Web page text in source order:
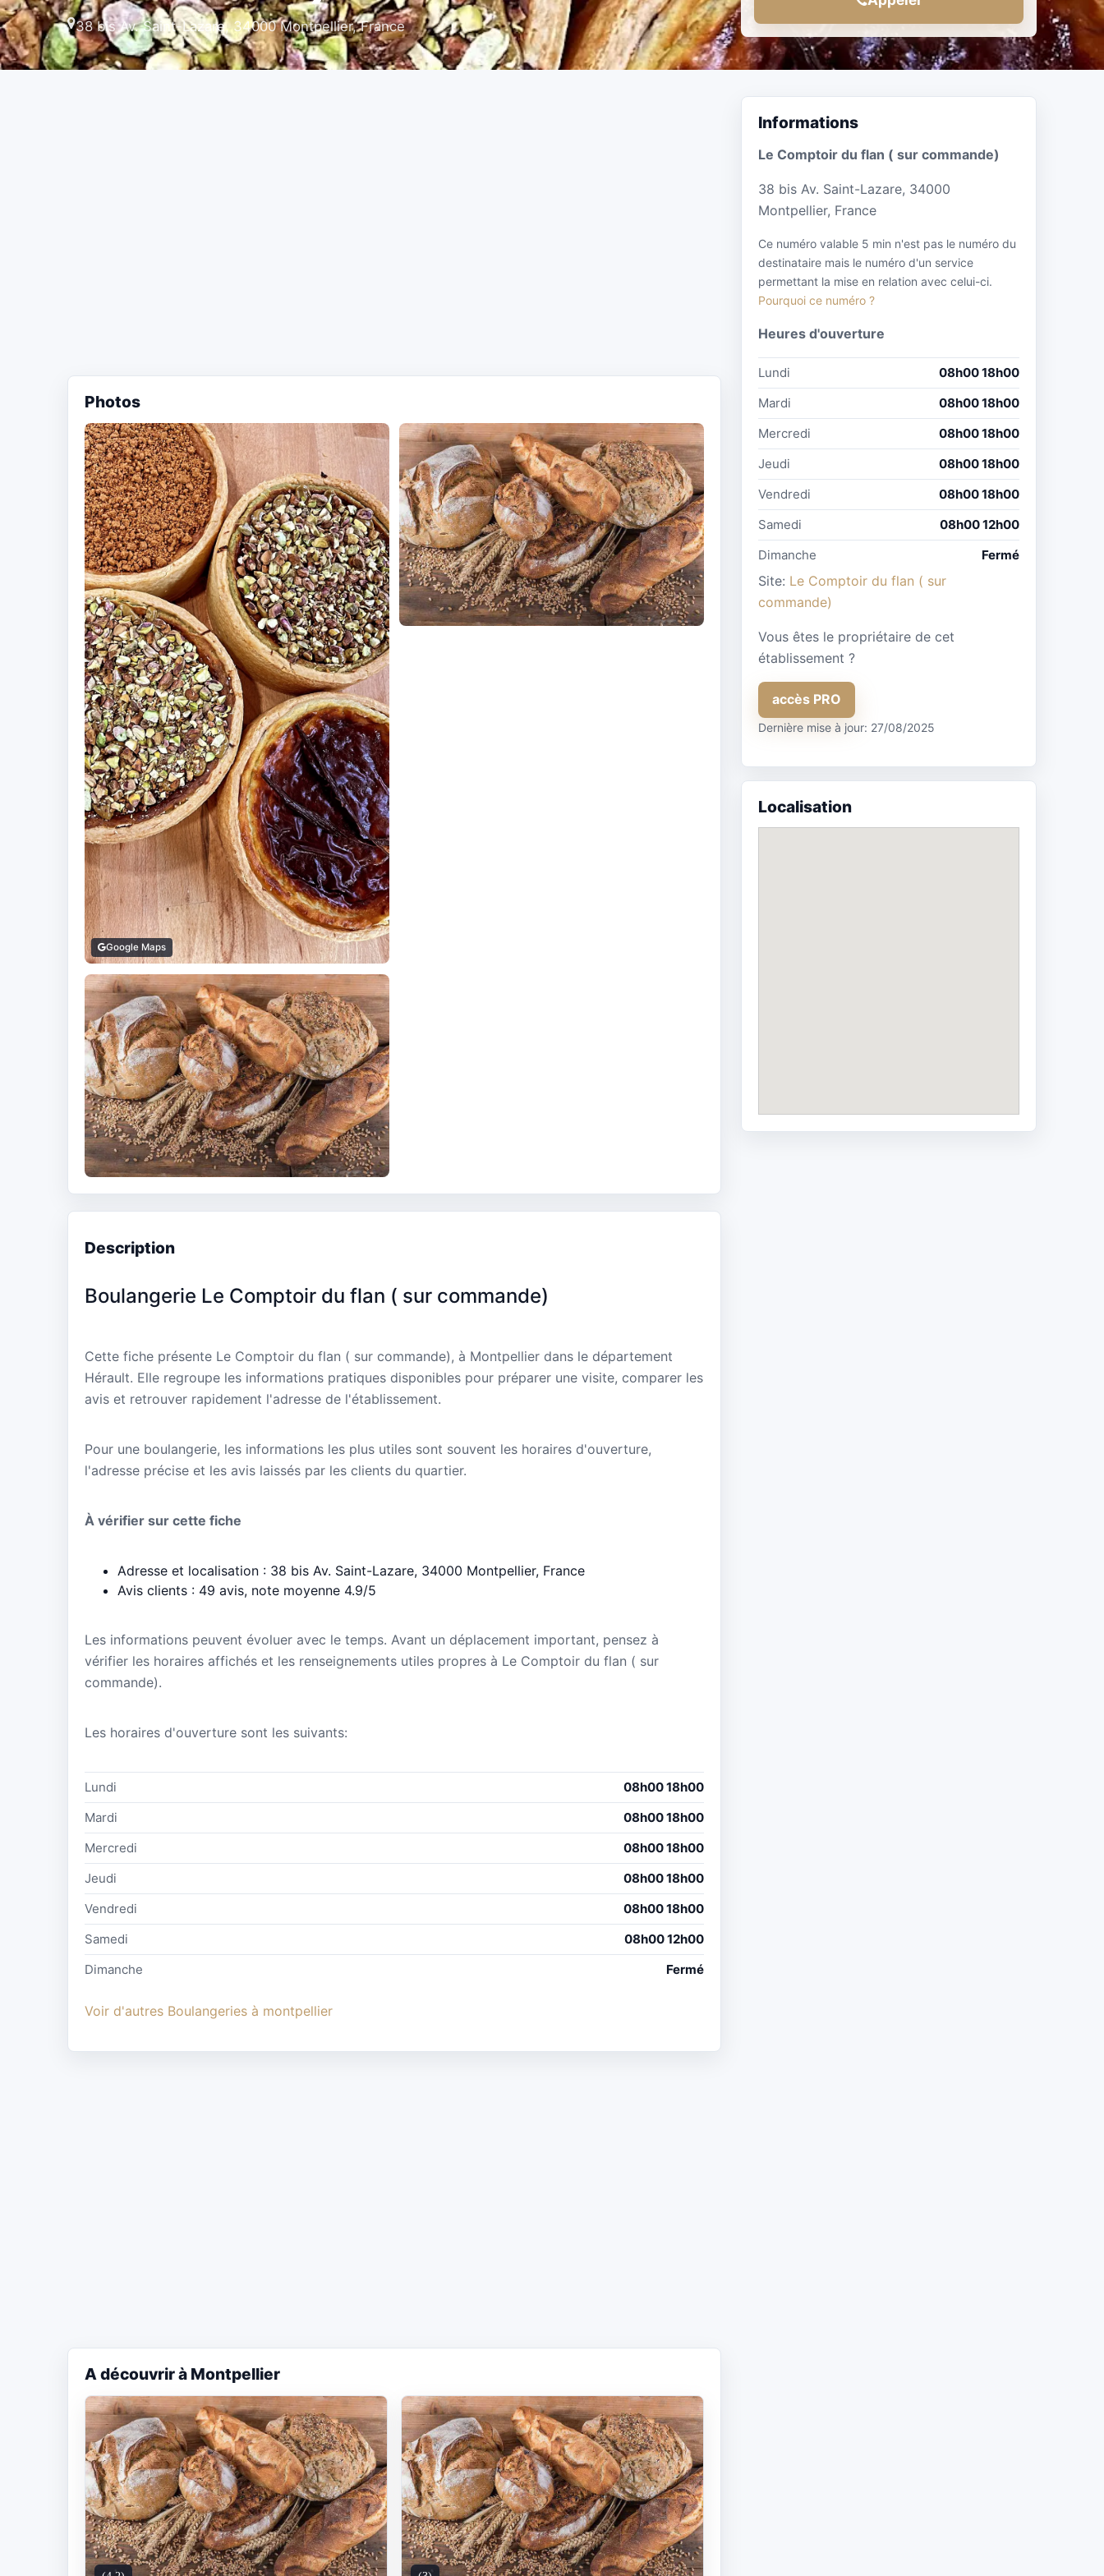
38 bis Av. Saint-Lazare, 34000 Montpellier, France
Photos
Google Maps
Description
Boulangerie Le Comptoir du flan ( sur commande)
Cette fiche présente Le Comptoir du flan ( sur commande), à Montpellier dans le département
Hérault. Elle regroupe les informations pratiques disponibles pour préparer une visite, comparer les
avis et retrouver rapidement l'adresse de l'établissement.
Pour une boulangerie, les informations les plus utiles sont souvent les horaires d'ouverture,
l'adresse précise et les avis laissés par les clients du quartier.
À vérifier sur cette fiche
Adresse et localisation : 38 bis Av. Saint-Lazare, 34000 Montpellier, France
Avis clients : 49 avis, note moyenne 4.9/5
Les informations peuvent évoluer avec le temps. Avant un déplacement important, pensez à
vérifier les horaires affichés et les renseignements utiles propres à Le Comptoir du flan ( sur
commande).
Les horaires d'ouverture sont les suivants:
Lundi
08h00 18h00
Mardi
08h00 18h00
Mercredi
08h00 18h00
Jeudi
08h00 18h00
Vendredi
08h00 18h00
Samedi
08h00 12h00
Dimanche
Fermé
Voir d'autres Boulangeries à montpellier
A découvrir à Montpellier
Informations
Le Comptoir du flan ( sur commande)
38 bis Av. Saint-Lazare, 34000
Montpellier, France
Ce numéro valable 5 min n'est pas le numéro du
destinataire mais le numéro d'un service
permettant la mise en relation avec celui-ci.
Pourquoi ce numéro ?
Heures d'ouverture
Lundi
08h00 18h00
Mardi
08h00 18h00
Mercredi
08h00 18h00
Jeudi
08h00 18h00
Vendredi
08h00 18h00
Samedi
08h00 12h00
Dimanche
Fermé
Site: Le Comptoir du flan ( sur
commande)
Vous êtes le propriétaire de cet
établissement ?
accès PRO
Dernière mise à jour: 27/08/2025
Localisation